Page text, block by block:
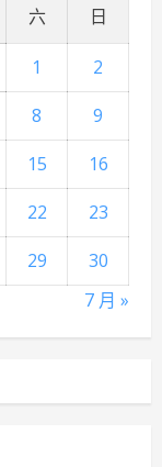
六 日
1
2
8
9
15
16
22
23
29
30
7 月 »